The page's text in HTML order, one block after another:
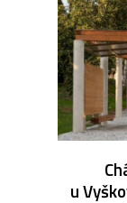
u